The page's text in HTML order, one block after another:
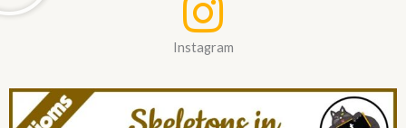
Instagram